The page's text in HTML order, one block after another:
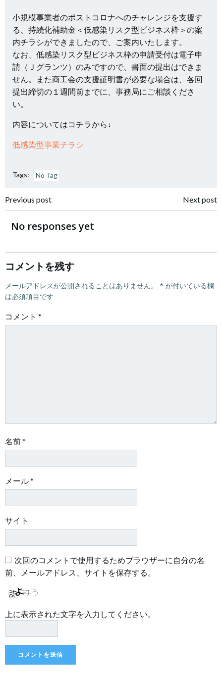
小規模事業者のポストコロナへのチャレンジを支援す
る、持続化補助金＜低感染リスク型ビジネス枠＞の案
内チラシができましたので、ご案内いたします。
なお、低感染リスク型ビジネス枠の申請受付は電子申
請（Ｊグランツ）のみですので、書面の提出はできま
せん。また商工会の支援証明書が必要な場合は、各回
提出締切の１週間前までに、事務局にご相談くださ
い。
内容についてはコチラから↓
低感染型事業チラシ
Tags: No Tag
投
稿
ナ
ビ
ゲ
ー
Previous post
ナ
ゲ
Next post
No responses yet
コメントを残す
メールアドレスが公開されることはありません。 * が付いている欄
は必須項目です
コメント *
名前*
メール*
サイト
次回のコメントで使用するためブラウザーに自分の名
前、メールアドレス、サイトを保存する。
上に表示された文字を入力してください。